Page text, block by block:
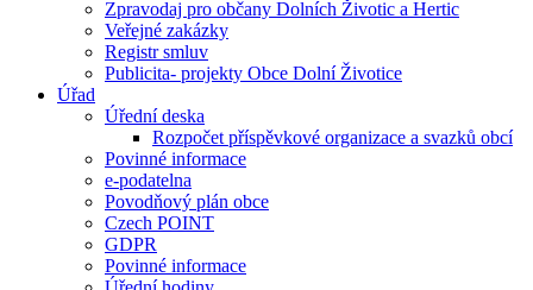
Zpravodaj pro občany Dolních Životic a Hertic
Veřejné zakázky
Registr smluv
Publicita- projekty Obce Dolní Životice
Úřad
Úřední deska
Rozpočet příspěvkové organizace a svazků obcí
Povinné informace
e-podatelna
Povodňový plán obce
Czech POINT
GDPR
Povinné informace